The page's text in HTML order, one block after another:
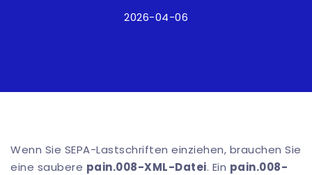
2026-04-06
Wenn Sie SEPA-Lastschriften einziehen, brauchen Sie
eine saubere pain.008-XML-Datei. Ein pain.008-